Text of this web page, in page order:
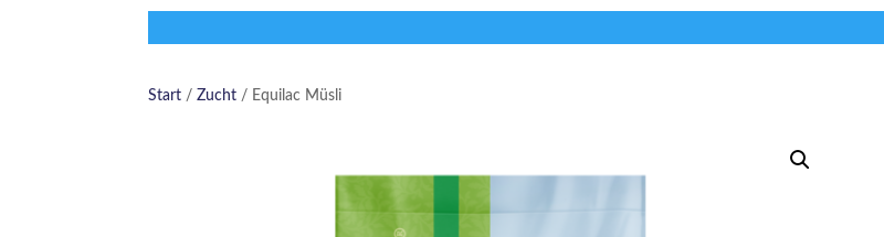
Start /Zucht / Equilac Müsli